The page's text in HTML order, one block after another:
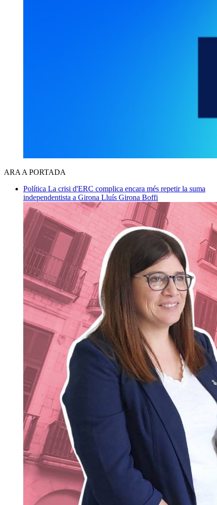
ARA A PORTADA
Política La crisi d'ERC complica encara més repetir la suma
independentista a Girona Lluís Girona Boffi